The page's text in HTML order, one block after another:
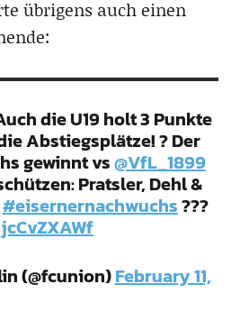
übrigens auch einen
die U19 holt 3 Punkte
Abstiegsplätze! ? Der
gewinnt vs@VfL_1899
Pratsler, Dehl &
#eisernernachwuchs???
(@fcunion)February 11,